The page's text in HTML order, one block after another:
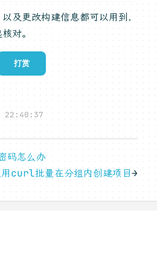
及更改构建信息都可以用到，
对。
打赏
22:40:37
怎么办
curl批量在分组内创建项目→